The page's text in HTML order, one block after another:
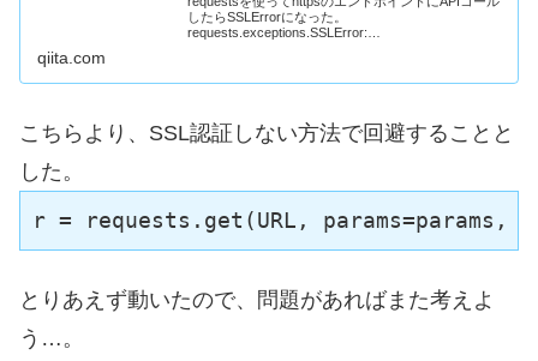
したらSSLErrorになった。
requests.exceptions.SSLError:
qiita.com
こちらより、SSL認証しない方法で回避することと
した。
r = requests.get(URL, params=params,
とりあえず動いたので、問題があればまた考えよ
う…。